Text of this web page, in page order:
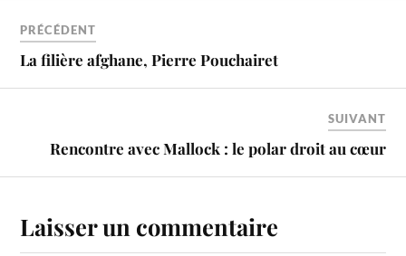
PRÉCÉDENT
La filière afghane, Pierre Pouchairet
SUIVANT
Rencontre avec Mallock : le polar droit au cœur
Laisser un commentaire